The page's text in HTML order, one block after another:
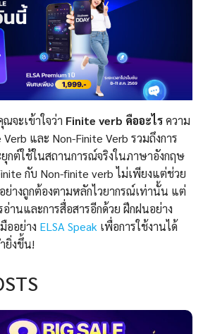
จะเข้าใจว่า Finite verb คืออะไรความ
และ Non-Finite Verb รวมถึงการ
กต์ใช้ในสถานการณ์จริงในภาษาอังกฤษ
กับ Non-finite verb ไม่เพียงแต่ช่วย
ย่างถูกต้องตามหลักไวยากรณ์เท่านั้น แต่
านและการสื่อสารอีกด้วย ฝึกฝนอย่าง
ออย่าง ELSA Speak เพื่อการใช้งานได้
ยิ่งขึ้น!